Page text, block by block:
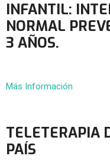
INFANTIL:
NORMAL
3 AÑOS.
Más Información
TELETERAPIA
PAÍS